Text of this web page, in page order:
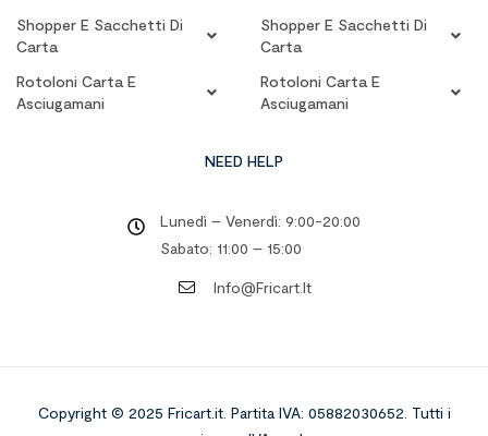
Shopper E Sacchetti Di
Carta
Rotoloni Carta E
Asciugamani
Shopper E Sacchetti Di
Carta
Rotoloni Carta E
Asciugamani
NEED HELP
Lunedì – Venerdì: 9:00-20:00
Sabato: 11:00 – 15:00
Info@fricart.it
Copyright © 2025 Fricart.it. Partita IVA: 05882030652. Tutti i